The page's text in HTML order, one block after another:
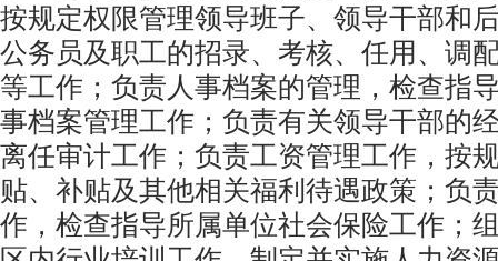
按规定权限管理领导班子、领导干部和
公务员及职工的招录、考核、任用、调
等工作；负责人事档案的管理，检查指
事档案管理工作；负责有关领导干部的
离任审计工作；负责工资管理工作，按
贴、补贴及其他相关福利待遇政策；负
作，检查指导所属单位社会保险工作；